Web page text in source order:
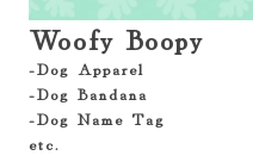
Woofy Boopy
-Dog Apparel
-Dog Bandana
-Dog Name Tag
etc.